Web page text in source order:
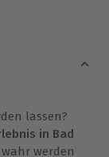
lassen?
in Bad
werden